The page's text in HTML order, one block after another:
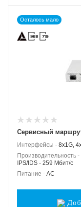
Осталось мало
Сервисный
Интерфейсы - 8x1G,
Производительность -
IPS/IDS - 259 Мбит/c
Питание - AC